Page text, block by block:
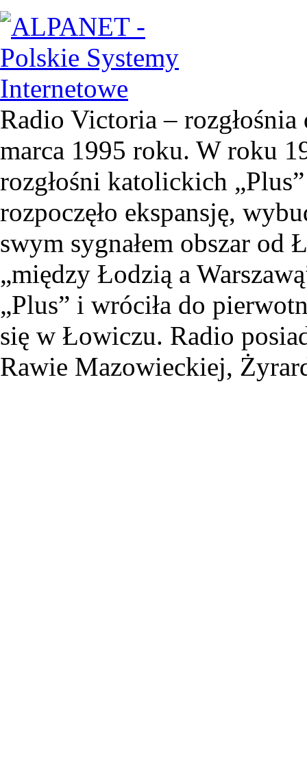
Radio Victoria –
marca 1995 roku. W roku
rozgłośni katolickich
rozpoczęło ekspansję,
swym sygnałem obszar od
„między Łodzią a
„Plus” i wróciła do
się w Łowiczu. Radio
Rawie Mazowieckiej,